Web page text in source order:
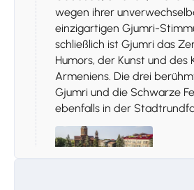
wegen ihrer
einzigartigen Gjumri-
schließlich ist Gjumri das
Humors, der Kunst und des
Armeniens. Die drei
Gjumri und die Schwarze
ebenfalls in der